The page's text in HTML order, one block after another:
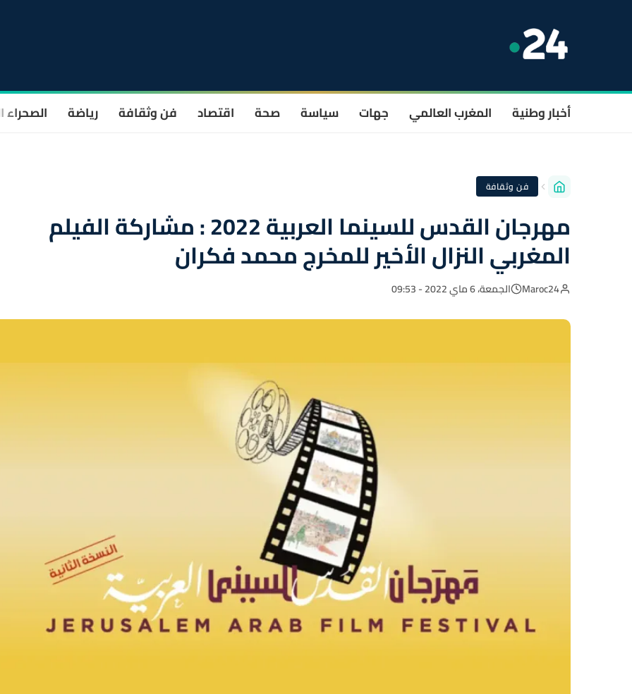
أخبار وطنية المغرب العالمي جهات سياسة صحة اقتصاد فن وثقافة رياضة الصحراء
فن وثقافة
مهرجان القدس للسينما العربية 2022 : مشاركة الفيلم
المغربي النزال الأخير للمخرج محمد فكران
Maroc24 الجمعة، 6 ماي 2022 - 09:53